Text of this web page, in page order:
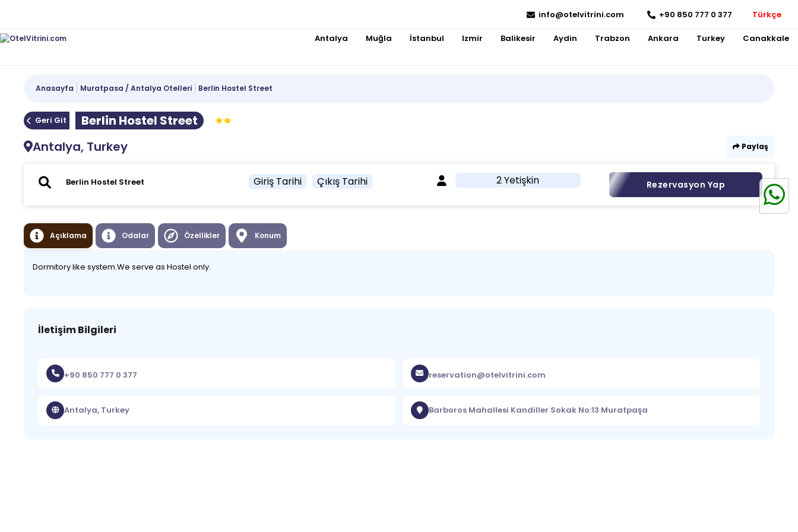
info@otelvitrini.com +90 850 777 0 377 Türkçe
Antalya Muğla İstanbul Izmir Balikesir Aydin Trabzon Ankara Turkey Canakkale
Anasayfa Muratpasa / Antalya Otelleri Berlin Hostel Street
Geri Git
Berlin Hostel Street
Antalya, Turkey
Paylaş
Giriş Tarihi Çıkış Tarihi 2 Yetişkin Rezervasyon Yap
Açıklama Odalar Özellikler Konum
Dormitory like system.We serve as Hostel only.
İletişim Bilgileri
+90 850 777 0 377 reservation@otelvitrini.com
Antalya, Turkey Barboros Mahallesi Kandiller Sokak No:13 Muratpaşa